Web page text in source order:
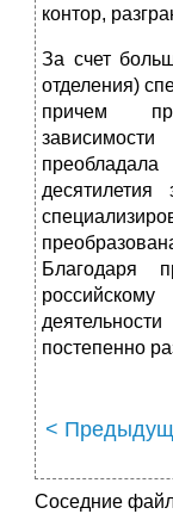
контор,
За счет
отделения)
причем
десятилетия
Благодаря
постепенно
<
Соседние